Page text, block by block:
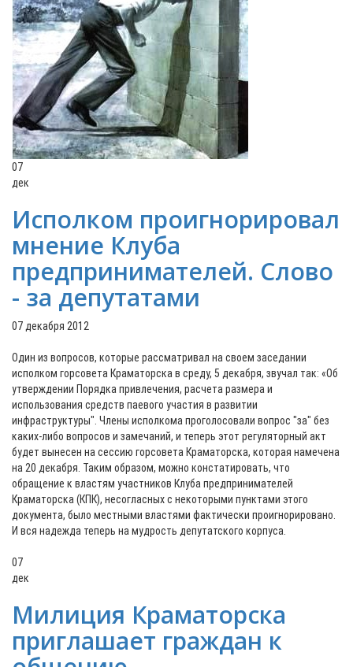
07
дек
Исполком проигнорировал
мнение Клуба
предпринимателей. Слово
- за депутатами
07 декабря 2012
Один из вопросов, которые рассматривал на своем заседании
исполком горсовета Краматорска в среду, 5 декабря, звучал так: «Об
утверждении Порядка привлечения, расчета размера и
использования средств паевого участия в развитии
инфраструктуры". Члены исполкома проголосовали вопрос "за" без
каких-либо вопросов и замечаний, и теперь этот регуляторный акт
будет вынесен на сессию горсовета Краматорска, которая намечена
на 20 декабря. Таким образом, можно констатировать, что
обращение к властям участников Клуба предпринимателей
Краматорска (КПК), несогласных с некоторыми пунктами этого
документа, было местными властями фактически проигнорировано.
И вся надежда теперь на мудрость депутатского корпуса.
07
дек
Милиция Краматорска
приглашает граждан к